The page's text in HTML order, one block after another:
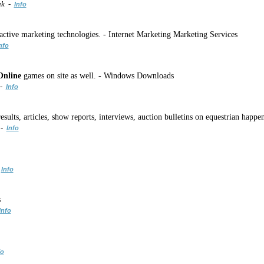
- Info
marketing technologies. - Internet Marketing Marketing Services
games on site as well. - Windows Downloads
Info
articles, show reports, interviews, auction bulletins on equestrian
Info
Info